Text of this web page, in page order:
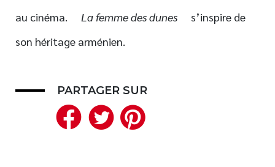
Numérique
Livres audio
AUTEURS
au cinéma.
La femme des dunes
s’inspire de
son héritage arménien.
PARTAGER SUR
Facebook
Twitter